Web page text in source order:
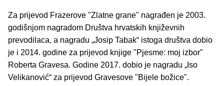
Za prijevod Frazerove "Zlatne grane" nagrađen je 2003.
godišnjom nagradom Društva hrvatskih književnih
prevodilaca, a nagradu „Josip Tabak“ istoga društva dobio
je i 2014. godine za prijevod knjige "Pjesme: moj izbor"
Roberta Gravesa. Godine 2017. dobio je nagradu „Iso
Velikanović“ za prijevod Gravesove "Bijele božice".